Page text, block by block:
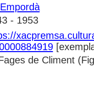
- 1953
de Climent